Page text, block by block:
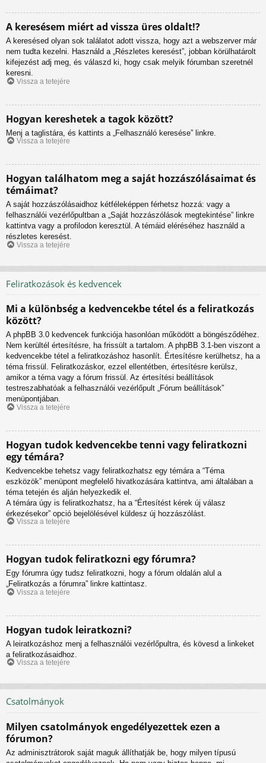
A keresésem miért ad vissza üres oldalt!?
A keresésed olyan sok találatot adott vissza, hogy azt a webszerver már
nem tudta kezelni. Használd a „Részletes keresést”, jobban körülhatárolt
kifejezést adj meg, és válaszd ki, hogy csak melyik fórumban szeretnél
keresni.
Vissza a tetejére
Hogyan kereshetek a tagok között?
Menj a taglistára, és kattints a „Felhasználó keresése” linkre.
Vissza a tetejére
Hogyan találhatom meg a saját hozzászólásaimat és
témáimat?
A saját hozzászólásaidhoz kétféleképpen férhetsz hozzá: vagy a
felhasználói vezérlőpultban a „Saját hozzászólások megtekintése” linkre
kattintva vagy a profilodon keresztül. A témáid eléréséhez használd a
részletes keresést.
Vissza a tetejére
Feliratkozások és kedvencek
Mi a különbség a kedvencekbe tétel és a feliratkozás
között?
A phpBB 3.0 kedvencek funkciója hasonlóan működött a böngésződéhez.
Nem kerültél értesítésre, ha frissült a tartalom. A phpBB 3.1-ben viszont a
kedvencekbe tétel a feliratkozáshoz hasonlít. Értesítésre kerülhetsz, ha a
téma frissül. Feliratkozáskor, ezzel ellentétben, értesítésre kerülsz,
amikor a téma vagy a fórum frissül. Az értesítési beállítások
testreszabhatóak a felhasználói vezérlőpult „Fórum beállítások”
menüpontjában.
Vissza a tetejére
Hogyan tudok kedvencekbe tenni vagy feliratkozni
egy témára?
Kedvencekbe tehetsz vagy feliratkozhatsz egy témára a “Téma
eszközök” menüpont megfelelő hivatkozására kattintva, ami általában a
téma tetején és alján helyezkedik el.
A témára úgy is feliratkozhatsz, ha a “Értesítést kérek új válasz
érkezésekor” opció bejelölésével küldesz új hozzászólást.
Vissza a tetejére
Hogyan tudok feliratkozni egy fórumra?
Egy fórumra úgy tudsz feliratkozni, hogy a fórum oldalán alul a
„Feliratkozás a fórumra” linkre kattintasz.
Vissza a tetejére
Hogyan tudok leiratkozni?
A leiratkozáshoz menj a felhasználói vezérlőpultra, és kövesd a linkeket
a feliratkozásaidhoz.
Vissza a tetejére
Csatolmányok
Milyen csatolmányok engedélyezettek ezen a
fórumon?
Az adminisztrátorok saját maguk állíthatják be, hogy milyen típusú